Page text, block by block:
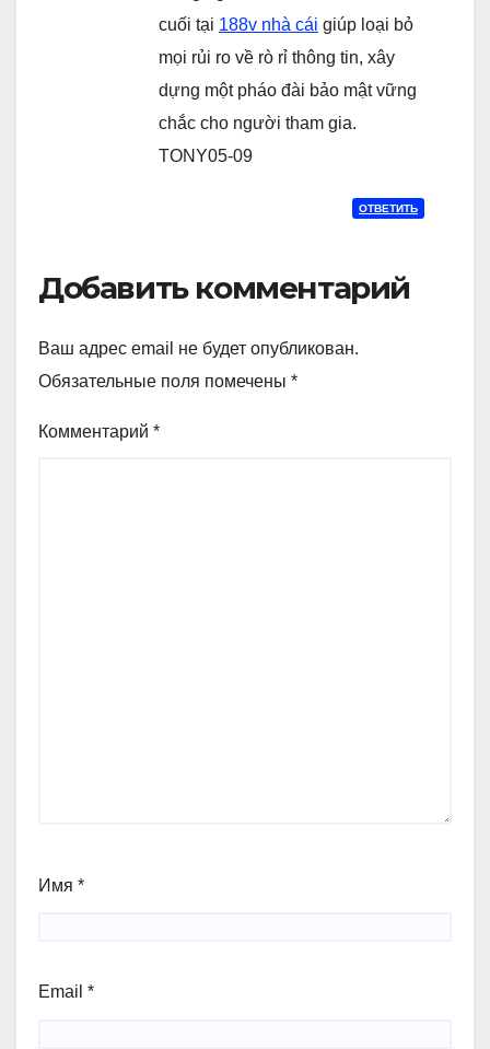
cuối tại 188v nhà cái giúp loại bỏ
mọi rủi ro về rò rỉ thông tin, xây
dựng một pháo đài bảo mật vững
chắc cho người tham gia.
TONY05-09
ОТВЕТИТЬ
Добавить комментарий
Ваш адрес email не будет опубликован.
Обязательные поля помечены *
Комментарий *
Имя *
Email *